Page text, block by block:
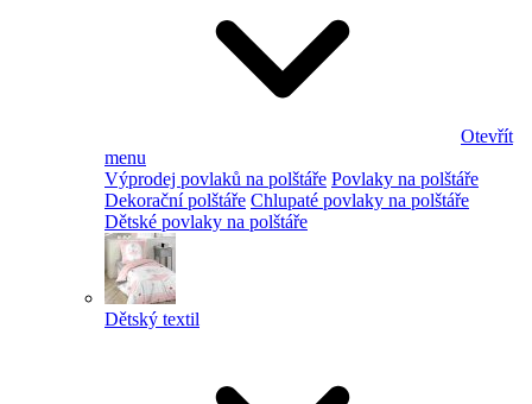
Otevřít
menu
Výprodej povlaků na polštáře Povlaky na polštáře
Dekorační polštáře Chlupaté povlaky na polštáře
Dětské povlaky na polštáře
Dětský textil